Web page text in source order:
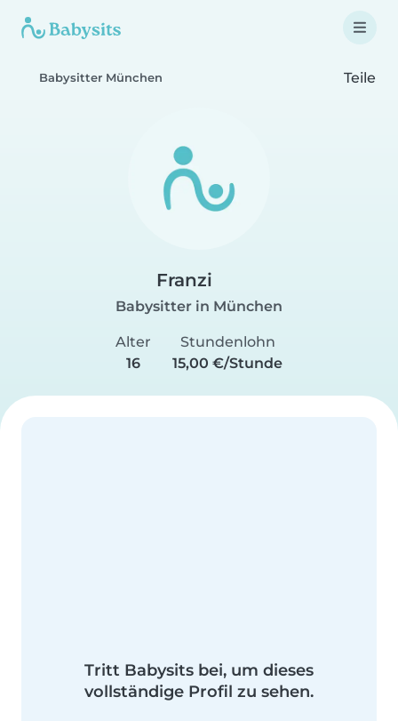
Babysitter München Teile
Franzi
Babysitter in München
Alter
16
Stundenlohn
15,00 €/Stunde
Tritt Babysits bei, um dieses
vollständige Profil zu sehen.